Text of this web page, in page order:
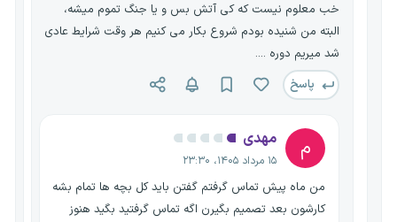
خب معلوم نیست که کی آتش بس و یا جنگ تموم میشه،
البته من شنیده بودم شروع بکار می کنیم هر وقت شرایط عادی
شد میریم دوره ....
پاسخ
م مهدی
۱۵ مرداد ۱۴۰۵، ۲۳:۳۰
من ماه پیش تماس گرفتم گفتن باید کل بچه ها تمام بشه
کارشون بعد تصمیم بگیرن اگه تماس گرفتید بگید هنوز